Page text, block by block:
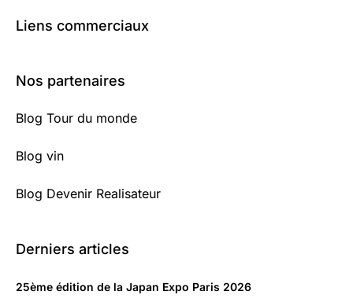
Liens commerciaux
Nos partenaires
Blog Tour du monde
Blog vin
Blog Devenir Realisateur
Derniers articles
25ème édition de la Japan Expo Paris 2026